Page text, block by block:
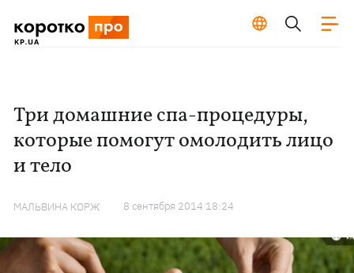
Три домашние спа-процедуры,
которые помогут омолодить лицо
и тело
МАЛЬВИНА КОРЖ 8 сентября 2014 18:24